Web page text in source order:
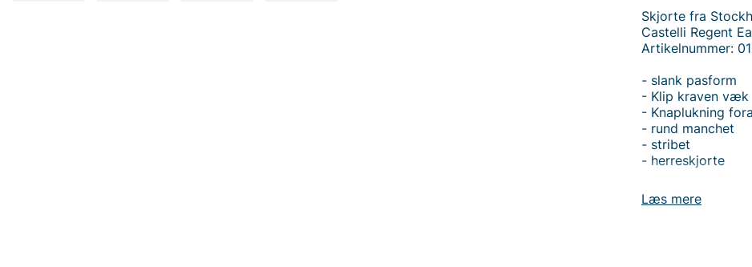
Læs mere
Skjorte fra
Castelli Regent
Artikelnummer:
- slank pasform
- Klip kraven væk
- Knaplukning
- rund manchet
- stribet
- herreskjorte